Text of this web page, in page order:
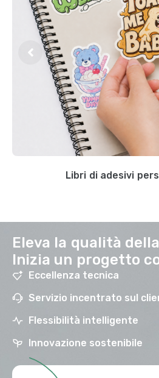
Libri di adesivi
Eleva la qualità
Inizia un progetto
Eccellenza tecnica
Servizio incentrato sul
Flessibilità intelligente
Innovazione sostenibile